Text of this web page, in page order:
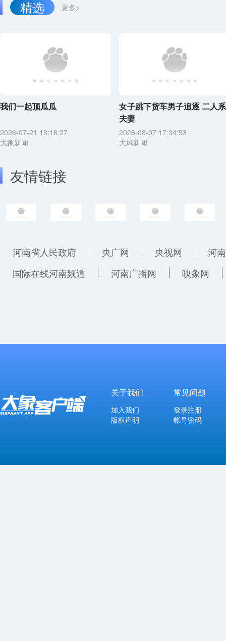
更多>
精选
我们一起顶瓜瓜
2026-07-21 18:16:27
大象新闻
女子跳下货车男子追逐 二人系
夫妻
2026-08-07 17:34:53
大风新闻
友情链接
河南省人民政府 央广网 央视网
河
国际在线河南频道
河南广播网 映象网
关于我们
加入我们
版权声明
常见问题
登录注册
帐号密码